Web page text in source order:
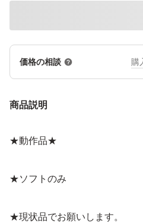
価格の相談
商品説明
★動作品★
★ソフトのみ
★現状品でお願いします。